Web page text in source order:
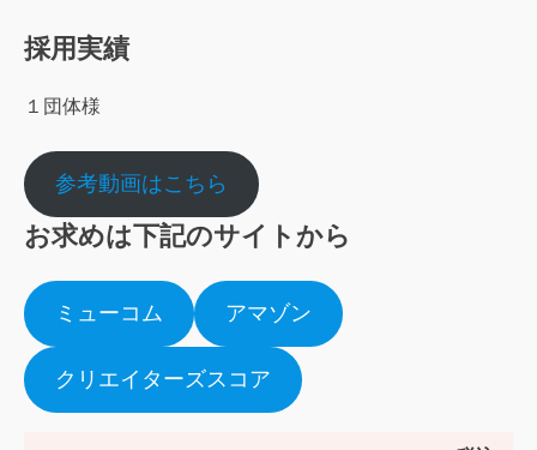
採用実績
１団体様
参考動画はこちら
お求めは下記のサイトから
ミューコム アマゾン
クリエイターズスコア